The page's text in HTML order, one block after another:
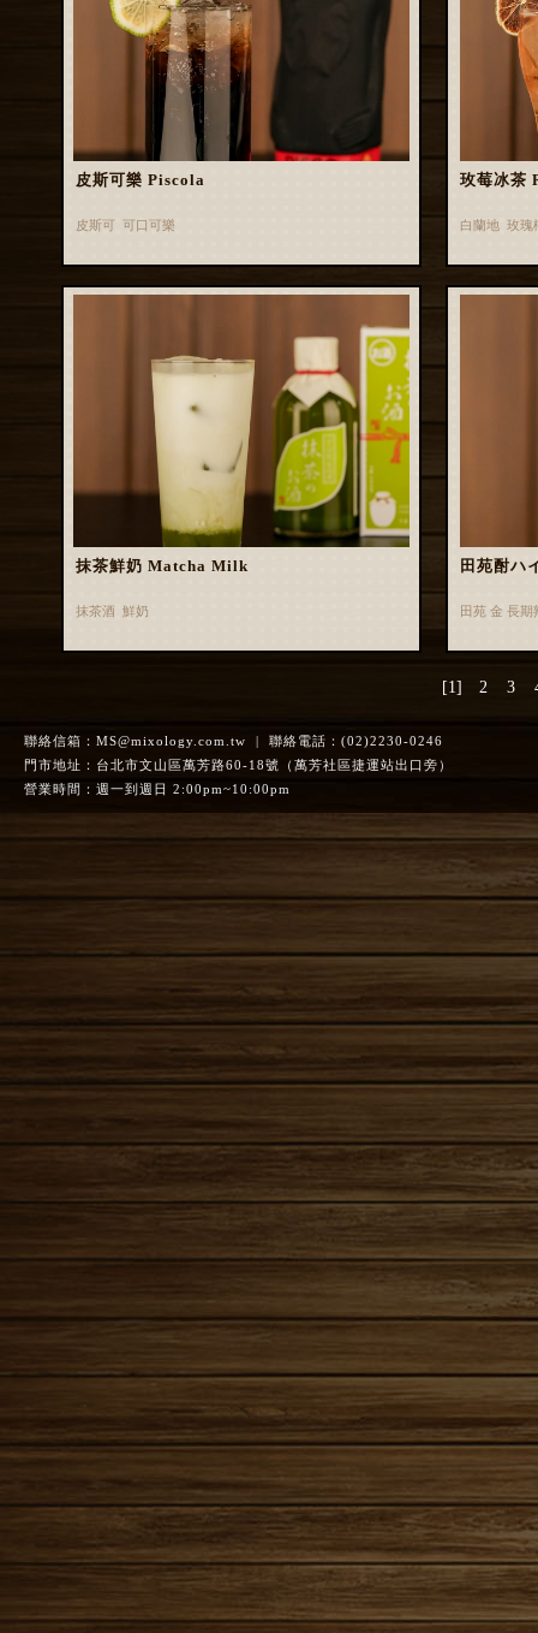
皮斯可樂 Piscola
皮斯可 可口可樂
玫莓冰茶
白蘭地 玫瑰
抹茶鮮奶 Matcha Milk
抹茶酒 鮮奶
田苑酎ハ
田苑 金 長
[1] 2 3
聯絡信箱： MS@mixology.com.tw | 聯絡電話：(02)2230-0246
門市地址：台北市文山區萬芳路60-18號（萬芳社區捷運站出口旁）
營業時間：週一到週日 2:00pm~10:00pm